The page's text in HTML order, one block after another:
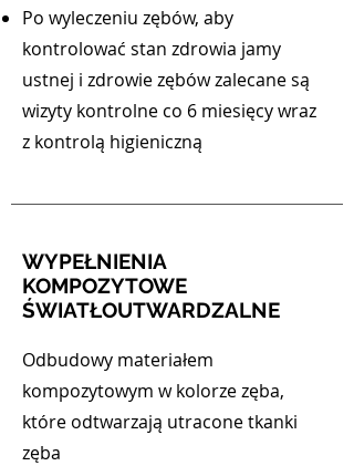
Po wyleczeniu zębów, aby
kontrolować stan zdrowia jamy
ustnej i zdrowie zębów zalecane są
wizyty kontrolne co 6 miesięcy wraz
z kontrolą higieniczną
WYPEŁNIENIA
KOMPOZYTOWE
ŚWIATŁOUTWARDZALNE
Odbudowy materiałem
kompozytowym w kolorze zęba,
które odtwarzają utracone tkanki
zęba